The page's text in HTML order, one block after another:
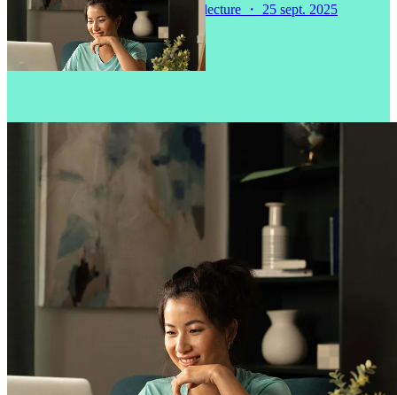
Fig. Équipe ・ 9 minutes de lecture ・ 25 sept. 2025